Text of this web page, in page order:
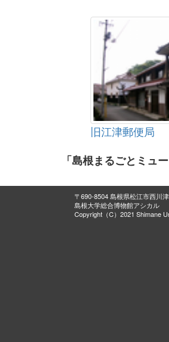
旧江津郵便局
「島根まるごとミュ
〒690-8504 島根県松江市西川
島根大学総合博物館アシカル
Copyright（C）2021 Shimane